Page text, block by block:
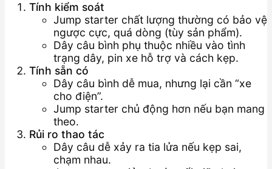
Tính kiểm soát
Jump starter chất lượng thường có bảo vệ
ngược cực, quá dòng (tùy sản phẩm).
Dây câu bình phụ thuộc nhiều vào tình
trạng dây, pin xe hỗ trợ và cách kẹp.
Tính sẵn có
Dây câu bình dễ mua, nhưng lại cần “xe
cho điện”.
Jump starter chủ động hơn nếu bạn mang
theo.
Rủi ro thao tác
Dây câu dễ xảy ra tia lửa nếu kẹp sai,
chạm nhau.